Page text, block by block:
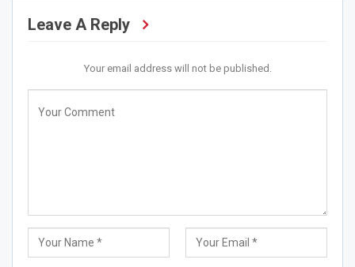
Leave A Reply
Your email address will not be published.